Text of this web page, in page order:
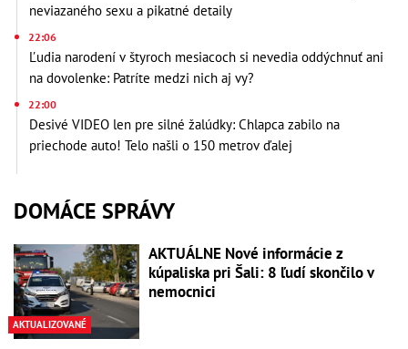
neviazaného sexu a pikatné detaily
22:06
Ľudia narodení v štyroch mesiacoch si nevedia oddýchnuť ani
na dovolenke: Patríte medzi nich aj vy?
22:00
Desivé VIDEO len pre silné žalúdky: Chlapca zabilo na
priechode auto! Telo našli o 150 metrov ďalej
DOMÁCE SPRÁVY
AKTUALIZOVANÉ
AKTUÁLNE Nové informácie z
kúpaliska pri Šali: 8 ľudí skončilo v
nemocnici